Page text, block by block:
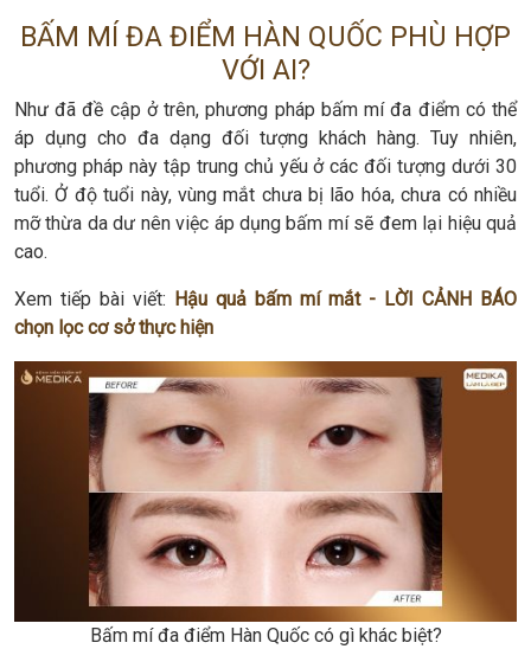
BẤM MÍ ĐA ĐIỂM HÀN QUỐC PHÙ HỢP
VỚI AI?
Như đã đề cập ở trên, phương pháp bấm mí đa điểm có thể
áp dụng cho đa dạng đối tượng khách hàng. Tuy nhiên,
phương pháp này tập trung chủ yếu ở các đối tượng dưới 30
tuổi. Ở độ tuổi này, vùng mắt chưa bị lão hóa, chưa có nhiều
mỡ thừa da dư nên việc áp dụng bấm mí sẽ đem lại hiệu quả
cao.
Xem tiếp bài viết: Hậu quả bấm mí mắt - LỜI CẢNH BÁO
chọn lọc cơ sở thực hiện
Bấm mí đa điểm Hàn Quốc có gì khác biệt?